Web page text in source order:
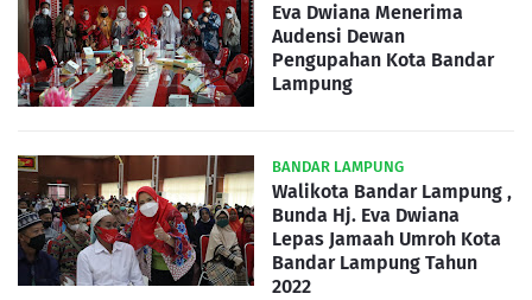
Eva Dwiana Menerima
Audensi Dewan
Pengupahan Kota Bandar
Lampung
BANDAR LAMPUNG
Walikota Bandar Lampung ,
Bunda Hj. Eva Dwiana
Lepas Jamaah Umroh Kota
Bandar Lampung Tahun
2022